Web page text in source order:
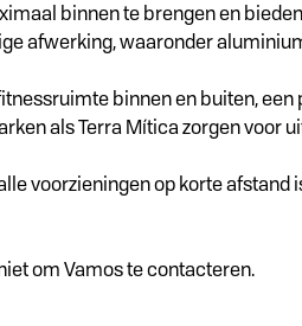
binnen te brengen en
afwerking, waaronder
binnen en buiten,
als Terra Mítica zorgen voor
voorzieningen op korte
om Vamos te contacteren.